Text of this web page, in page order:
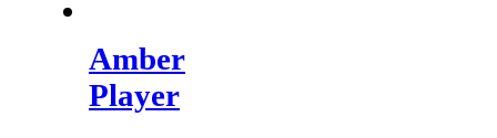
Amber
Player